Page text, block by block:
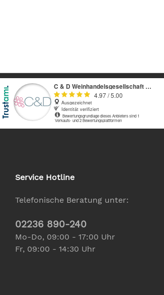
Service Hotline
Telefonische Beratung unter:
02236 890-240
Mo-Do, 09:00 - 17:00 Uhr
Fr, 09:00 - 14:30 Uhr